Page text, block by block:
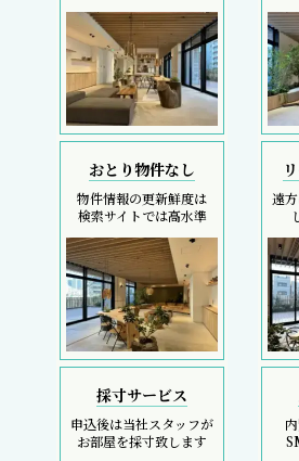
おとり物件なし
物件情報の更新鮮度は
検索サイトでは高水準
遠
採寸サービス
申込後は当社スタッフが
お部屋を採寸致します